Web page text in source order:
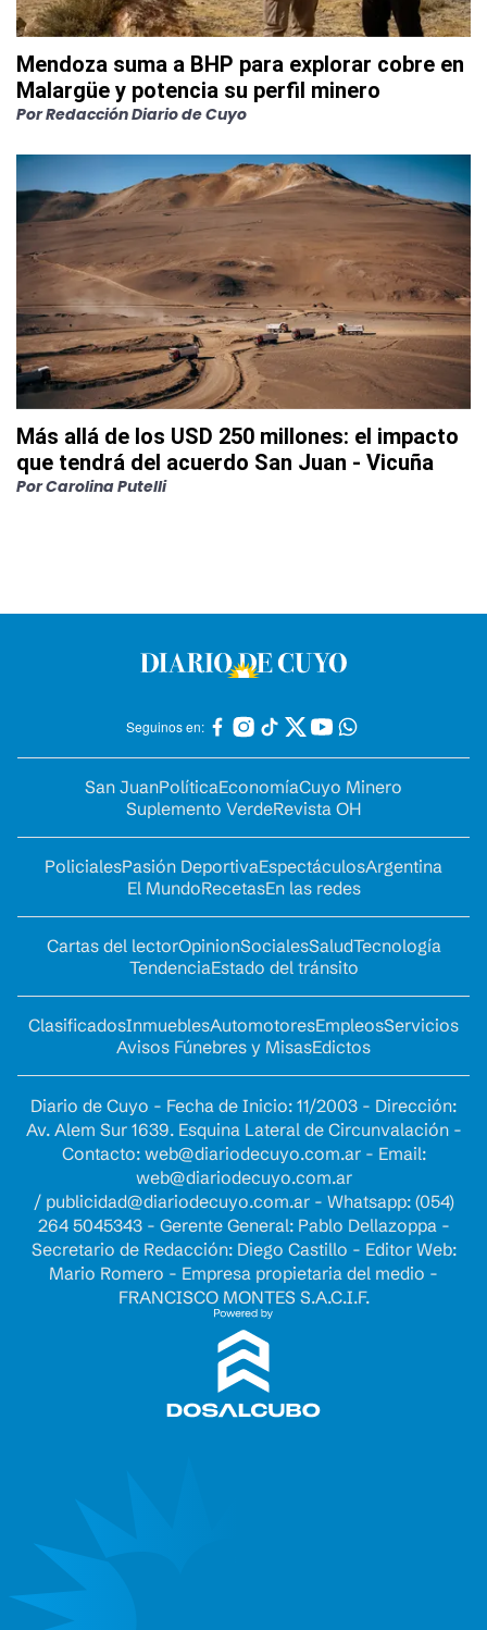
Mendoza suma a BHP para explorar cobre en
Malargüe y potencia su perfil minero
PorRedacción Diario de Cuyo
Más allá de los USD 250 millones: el impacto
que tendrá del acuerdo San Juan - Vicuña
PorCarolina Putelli
Seguinos en:
San JuanPolíticaEconomíaCuyo Minero
Suplemento VerdeRevista OH
PolicialesPasión DeportivaEspectáculosArgentina
El MundoRecetasEn las redes
Cartas del lectorOpinionSocialesSaludTecnología
TendenciaEstado del tránsito
ClasificadosInmueblesAutomotoresEmpleosServicios
Avisos Fúnebres y MisasEdictos
Diario de Cuyo - Fecha de Inicio: 11/2003 - Dirección:
Av. Alem Sur 1639. Esquina Lateral de Circunvalación -
Contacto: web@diariodecuyo.com.ar- Email:
web@diariodecuyo.com.ar
/ publicidad@diariodecuyo.com.ar- Whatsapp: (054)
264 5045343 - Gerente General: Pablo Dellazoppa -
Secretario de Redacción: Diego Castillo - Editor Web:
Mario Romero - Empresa propietaria del medio -
FRANCISCO MONTES S.A.C.I.F.